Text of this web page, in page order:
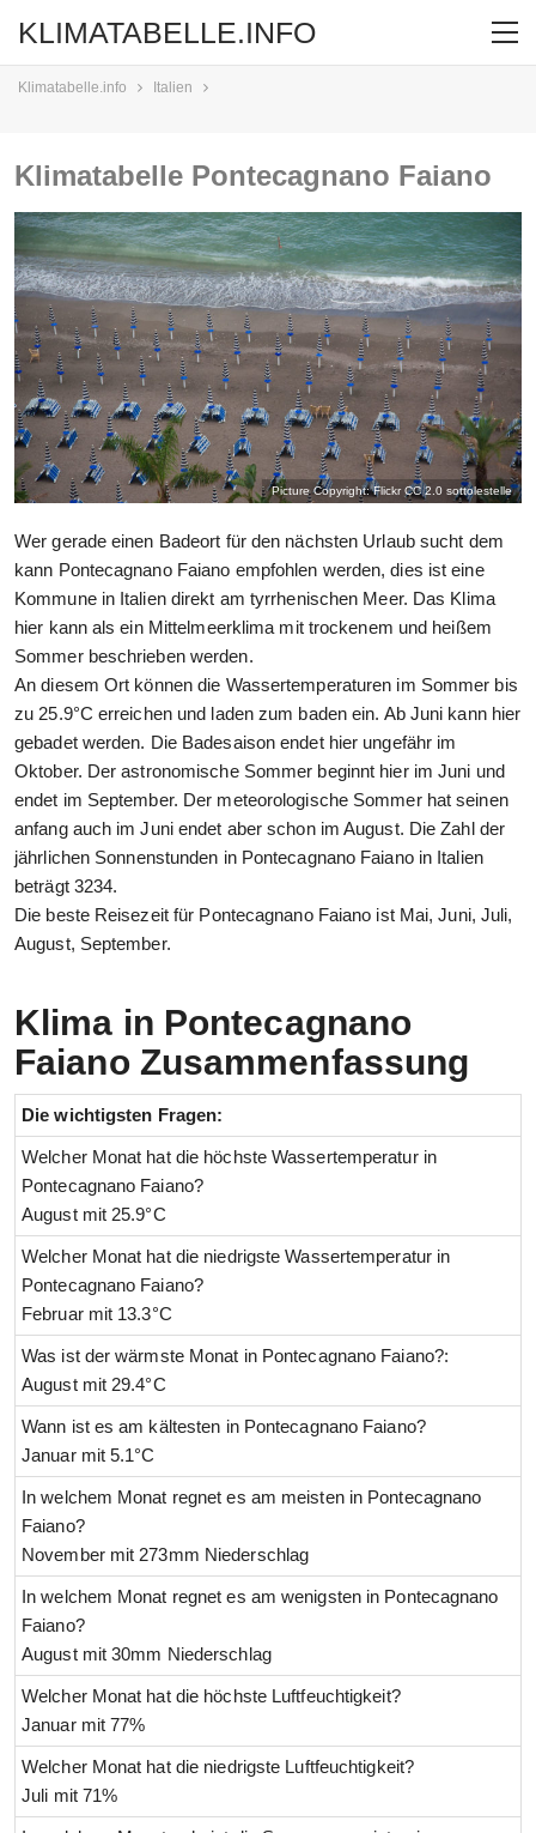
KLIMATABELLE.INFO
Klimatabelle.info Italien
Klimatabelle Pontecagnano Faiano
Picture Copyright: Flickr CC 2.0 sottolestelle
Wer gerade einen Badeort für den nächsten Urlaub sucht dem
kann Pontecagnano Faiano empfohlen werden, dies ist eine
Kommune in Italien direkt am tyrrhenischen Meer. Das Klima
hier kann als ein Mittelmeerklima mit trockenem und heißem
Sommer beschrieben werden.
An diesem Ort können die Wassertemperaturen im Sommer bis
zu 25.9°C erreichen und laden zum baden ein. Ab Juni kann hier
gebadet werden. Die Badesaison endet hier ungefähr im
Oktober. Der astronomische Sommer beginnt hier im Juni und
endet im September. Der meteorologische Sommer hat seinen
anfang auch im Juni endet aber schon im August. Die Zahl der
jährlichen Sonnenstunden in Pontecagnano Faiano in Italien
beträgt 3234.
Die beste Reisezeit für Pontecagnano Faiano ist Mai, Juni, Juli,
August, September.
Klima in Pontecagnano
Faiano Zusammenfassung
Die wichtigsten Fragen:
Welcher Monat hat die höchste Wassertemperatur in
Pontecagnano Faiano?
August mit 25.9°C
Welcher Monat hat die niedrigste Wassertemperatur in
Pontecagnano Faiano?
Februar mit 13.3°C
Was ist der wärmste Monat in Pontecagnano Faiano?:
August mit 29.4°C
Wann ist es am kältesten in Pontecagnano Faiano?
Januar mit 5.1°C
In welchem Monat regnet es am meisten in Pontecagnano
Faiano?
November mit 273mm Niederschlag
In welchem Monat regnet es am wenigsten in Pontecagnano
Faiano?
August mit 30mm Niederschlag
Welcher Monat hat die höchste Luftfeuchtigkeit?
Januar mit 77%
Welcher Monat hat die niedrigste Luftfeuchtigkeit?
Juli mit 71%